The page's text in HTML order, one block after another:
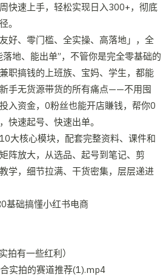
快速上手，轻松实现日入300+，彻底
。
好、零门槛、全实操、高落地」，全
地、能出单”，不管你是完全零基础的
职搞钱的上班族、宝妈、学生，都能
手无货源带货的所有痛点——不用囤
入资金，0粉丝也能开店賺钱，帮你0
快速起号、快速出单。
大核心模块，配套完整资料、课件和
阵放大，从选品、起号到笔记、剪
学，细节拉满、干货密集，层层递进
基础搞懂小红书电商
拍有一些红利）
实拍的赛道推荐(1).mp4